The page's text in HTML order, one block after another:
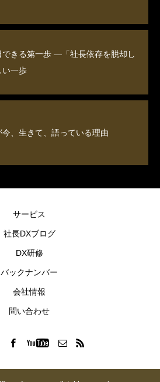
できる第一歩 ―「社長依存を脱却し
い一歩
今、生きて、語っている理由
サービス
社長DXブログ
DX研修
バックナンバー
会社情報
問い合わせ